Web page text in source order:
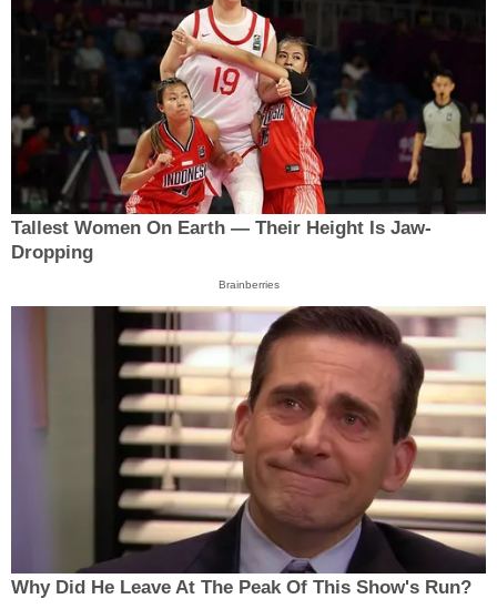
Tallest Women On Earth — Their Height Is Jaw-
Dropping
Brainberries
Why Did He Leave At The Peak Of This Show's Run?